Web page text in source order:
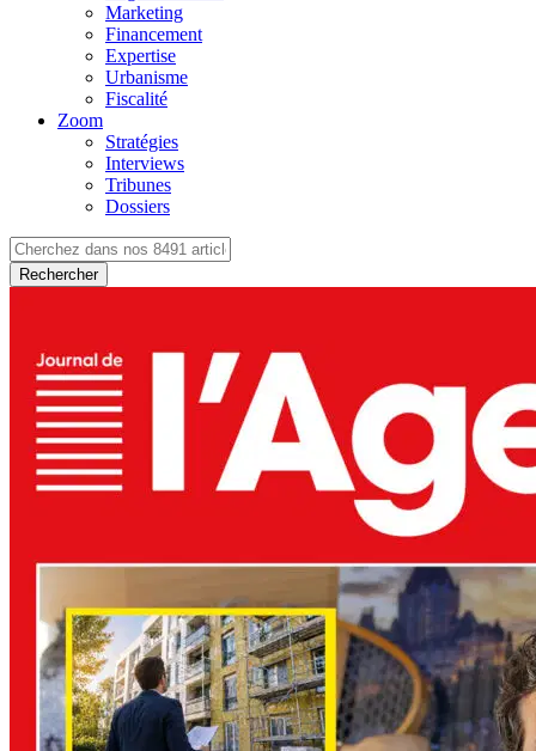
Marketing
Financement
Expertise
Urbanisme
Fiscalité
Zoom
Stratégies
Interviews
Tribunes
Dossiers
Rechercher